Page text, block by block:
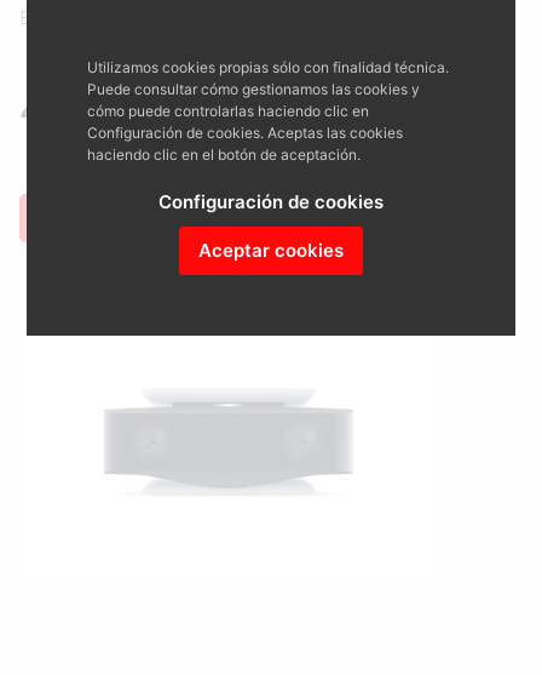
EAN: 0711719321002
41.99 €
BUSCAR EN AMAZON
Utilizamos cookies propias sólo con finalidad técnica.
Puede consultar cómo gestionamos las cookies y
cómo puede controlarlas haciendo clic en
Configuración de cookies. Aceptas las cookies
haciendo clic en el botón de aceptación.
Configuración de cookies
Aceptar cookies